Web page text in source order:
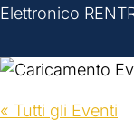
Elettronico
« Tutti gli Eventi